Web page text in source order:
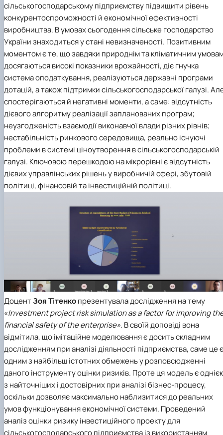
сільськогосподарському підприємству підвищити рівень
конкурентоспроможності й економічної ефективності
виробництва. В умовах сьогодення сільське господарство
України знаходиться у стані невизначеності. Позитивним
моментом є те, що завдяки природнім та кліматичним
досягаються високі показники врожайності, діє гнучка
система оподаткування, реалізуються державні програми
дотацій, а також підтримки сільськогосподарської галузі.
спостерігаються й негативні моменти, а саме: відсутність
дієвого алгоритму реалізації запланованих програм;
неузгодженість взаємодії виконавчої влади різних рівнів;
нестабільність ринкового середовища, реально існуючі
проблеми в системі ціноутворення в сільськогосподарській
галузі. Ключовою перешкодою на мікрорівні є відсутність
дієвих управлінських рішень у виробничій сфері, збутовій
політиці, фінансовій та інвестиційній політиці.
ДоцентЗоя Тітенкопрезентувала дослідження на тему
«Investment project risk simulation as a factor for improving
financial safety of the enterprise». В своїй доповіді вона
відмітила, що імітаційне моделювання є досить складним
дослідженням при аналізі діяльності підприємства, саме це є
одним з найбільш істотних обмежень у розповсюдженні
даного інструменту оцінки ризиків. Проте ця модель є
з найточніших і достовірних при аналізі бізнес-процесу,
оскільки дозволяє максимально наблизитися до реальних
умов функціонування економічної системи. Проведений
аналіз оцінки ризику інвестиційного проекту для
сільськогосподарського підприємства із використанням